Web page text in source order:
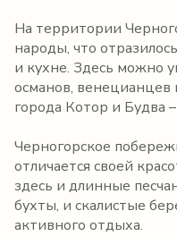
На территории
народы, что
и кухне. Здесь можно
османов, венецианцев
города Котор и Будва
Черногорское
отличается своей
здесь и длинные
бухты, и скалистые
активного отдыха.